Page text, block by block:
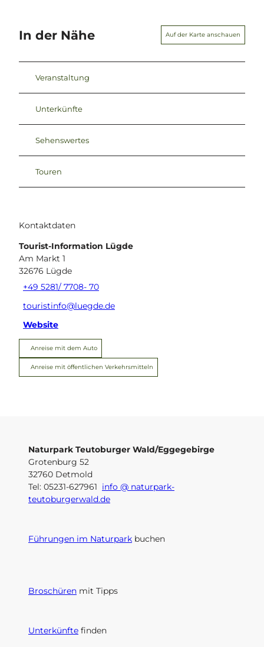
In der Nähe Auf der Karte anschauen
Veranstaltung
Unterkünfte
Sehenswertes
Touren
Kontaktdaten
Tourist-Information Lügde
Am Markt 1
32676 Lügde
+49 5281/ 7708- 70
touristinfo@luegde.de
Website
Anreise mit dem Auto
Anreise mit öffentlichen Verkehrsmitteln
Naturpark Teutoburger Wald/Eggegebirge
Grotenburg 52
32760 Detmold
Tel: 05231-627961 info @ naturpark-
teutoburgerwald.de
Führungen im Naturpark buchen
Broschüren mit Tipps
Unterkünfte finden